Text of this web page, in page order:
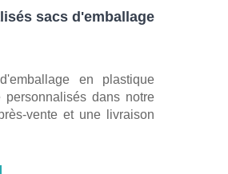
sacs d'emballage
en plastique
dans notre
vente et une livraison